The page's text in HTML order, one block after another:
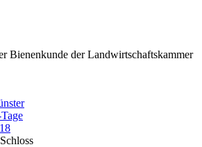
Bienenkunde der Landwirtschaftskammer